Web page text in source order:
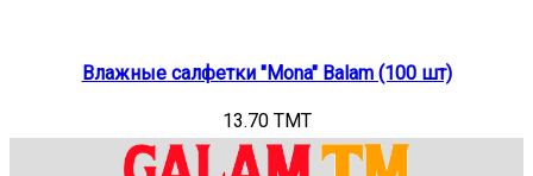
Влажные салфетки "Mona" Balam (100 шт)
13.70 TMT